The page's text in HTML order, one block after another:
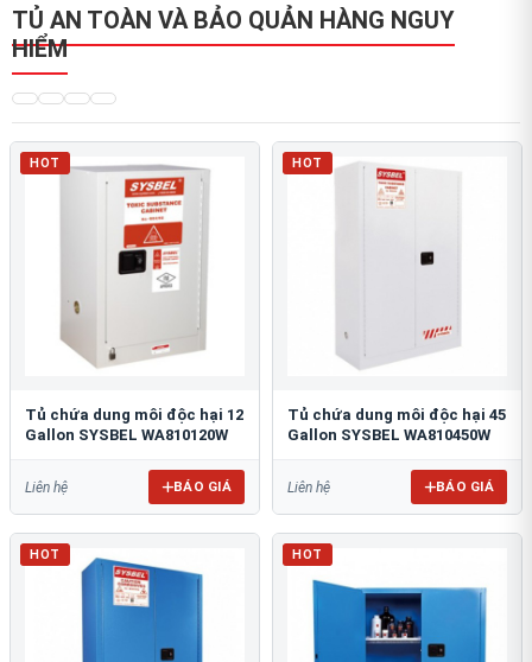
TỦ AN TOÀN VÀ BẢO QUẢN HÀNG NGUY
HIỂM
HOT
Tủ chứa dung môi độc hại 12
Gallon SYSBEL WA810120W
Liên hệ BÁO GIÁ
HOT
Tủ chứa dung môi độc hại 45
Gallon SYSBEL WA810450W
Liên hệ BÁO GIÁ
HOT HOT